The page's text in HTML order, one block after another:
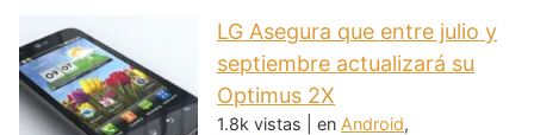
LG Asegura que entre julio y
septiembre actualizará su
Optimus 2X
1.8k vistas en Android,